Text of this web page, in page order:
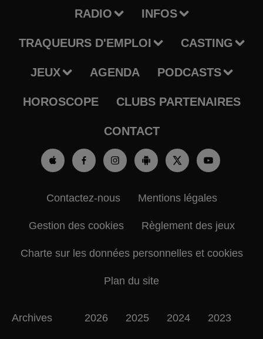
RADIO INFOS
TRAQUEURS D'EMPLOI CASTING
JEUX AGENDA PODCASTS
HOROSCOPE CLUBS PARTENAIRES
CONTACT
Contactez-nous Mentions légales
Gestion des cookies Règlement des jeux
Charte sur les données personnelles et cookies
Plan du site
Archives 2026 2025 2024 2023